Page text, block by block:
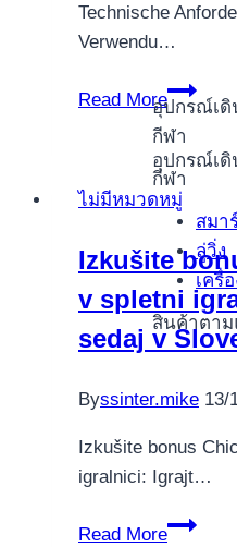
อุปกรณ์เดิ
กีฬา
อุปกรณ์เดิ
กีฬา
สมา
ลู่วิ่ง
เครื่
สินค้าตา
Technische
Verwendu…
Read More
Actuel
Novoline
Casinos
weiters
deren
Spiele
wie
den
Geraten
ไม่มีหมวดหมู่
Izkušite
v spletni
sedaj v
Byssinter.mike 13/
Izkušite bonus
igralnici: Igrajt…
Read More
Izkušite